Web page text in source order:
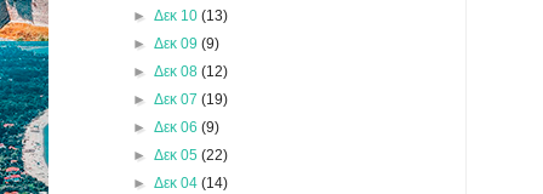
► Δεκ 10 (13)
► Δεκ 09 (9)
► Δεκ 08 (12)
► Δεκ 07 (19)
► Δεκ 06 (9)
► Δεκ 05 (22)
► Δεκ 04 (14)